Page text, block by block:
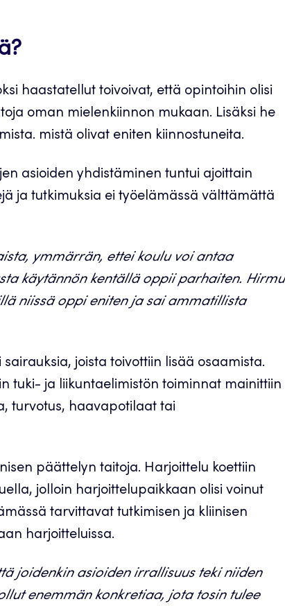
haastatellut toivoivat, että opintoihin olisi
oman mielenkiinnon mukaan. Lisäksi he
mistä olivat eniten kiinnostuneita.
asioiden yhdistäminen tuntui ajoittain
ja tutkimuksia ei työelämässä välttämättä
ymmärrän, ettei koulu voi antaa
käytännön kentällä oppii parhaiten. Hirmu
niissä oppi eniten ja sai ammatillista
joista toivottiin lisää osaamista.
tuki- ja liikuntaelimistön toiminnat mainittiin
turvotus, haavapotilaat tai
päättelyn taitoja. Harjoittelu koettiin
jolloin harjoittelupaikkaan olisi voinut
tarvittavat tutkimisen ja kliinisen
harjoitteluissa.
joidenkin asioiden irrallisuus teki niiden
enemmän konkretiaa, jota tosin tulee